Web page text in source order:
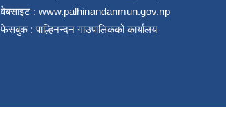
वेबसाइट : www.palhinandanmun.gov.np
फेसबुक :पाल्हिनन्दन गाउपालिकको कार्यालय